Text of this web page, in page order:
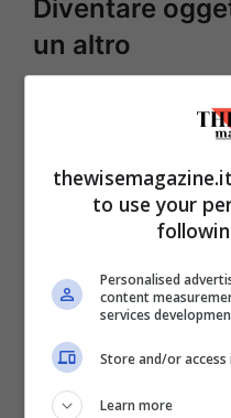
Diventare
un altro
Ma quella di
forma d’amore
incursione nella
non è fotografata
che nasconde
alla verità ultima
quando non si
sguardi degli altri.
to use your
Personalised
content
services
Store and/or
Learn more